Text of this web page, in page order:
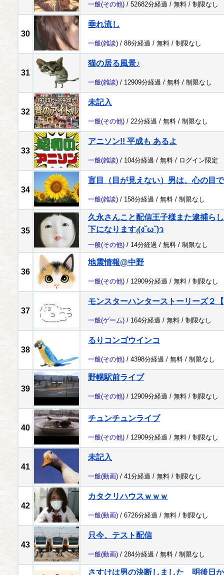
一般(その他) / 52682分経過 / 無料 / 制限なし
30
垂れ流し
一般(雑談) / 88分経過 / 無料 / 制限なし
31
猫の居る風景♪
一般(雑談) / 12909分経過 / 無料 / 制限なし
32
未記入
一般(その他) / 22分経過 / 無料 / 制限なし
33
アニソン!! 平成も あるよ
一般(雑談) / 104分経過 / 無料 / ログイン限定
34
盲目（目が見えない）男は、心の目
一般(雑談) / 158分経過 / 無料 / 制限なし
35
久永さんこと配信王子様また逮捕ら
下になります₍(ง˘ω˘)ว
一般(その他) / 14分経過 / 無料 / 制限なし
36
地震情報@中野
一般(その他) / 12909分経過 / 無料 / 制限なし
37
モンスターハンターストーリーズ２
一般(ゲーム) / 164分経過 / 無料 / 制限なし
38
るりコンゴウインコ
一般(その他) / 4398分経過 / 無料 / 制限なし
39
野幌駅前ライブ
一般(その他) / 12909分経過 / 無料 / 制限なし
40
チュンチュンライブ
一般(その他) / 12909分経過 / 無料 / 制限なし
41
未記入
一般(動画) / 41分経過 / 無料 / 制限なし
42
カタクリハウスｗｗｗ
一般(動画) / 6726分経過 / 無料 / 制限なし
43
只今、テスト配信
一般(動画) / 284分経過 / 無料 / 制限なし
さすけは男の決断しました 明後日